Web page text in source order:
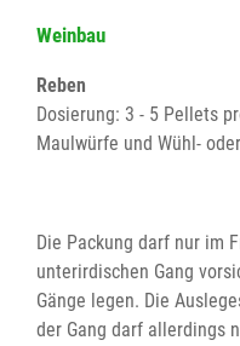
Weinbau
Reben
Dosierung: 3 - 5 Pellets
Maulwürfe und Wühl-
Die Packung darf nur im
unterirdischen Gang
Gänge legen. Die
der Gang darf allerdings